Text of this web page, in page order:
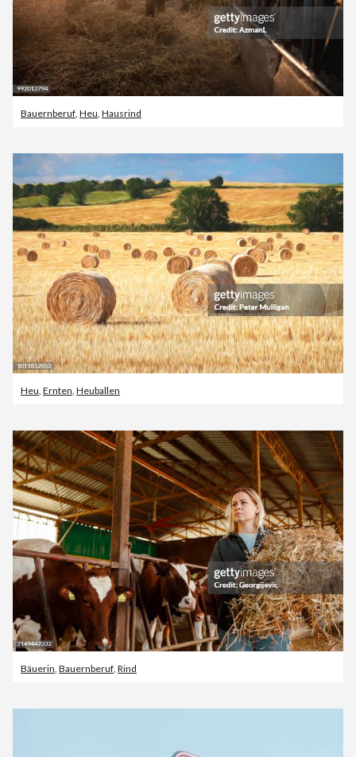
Bauernberuf Heu Hausrind
Heu, Ernten, Heuballen
Bäuerin Bauernberuf Rind